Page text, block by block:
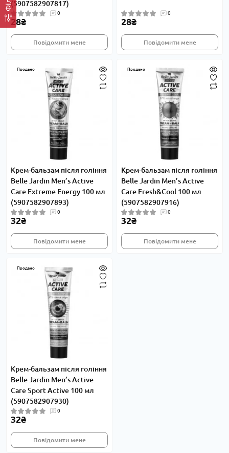
(5907582907817)
0
28₴
Повідомити мене
0
28₴
Повідомити мене
Продано
Крем-бальзам після гоління
Belle Jardin Men’s Active
Care Extreme Energy 100 мл
(5907582907893)
0
32₴
Повідомити мене
Продано
Крем-бальзам після гоління
Belle Jardin Men’s Active
Care Fresh&Cool 100 мл
(5907582907916)
0
32₴
Повідомити мене
Продано
Крем-бальзам після гоління
Belle Jardin Men’s Active
Care Sport Active 100 мл
(5907582907930)
0
32₴
Повідомити мене